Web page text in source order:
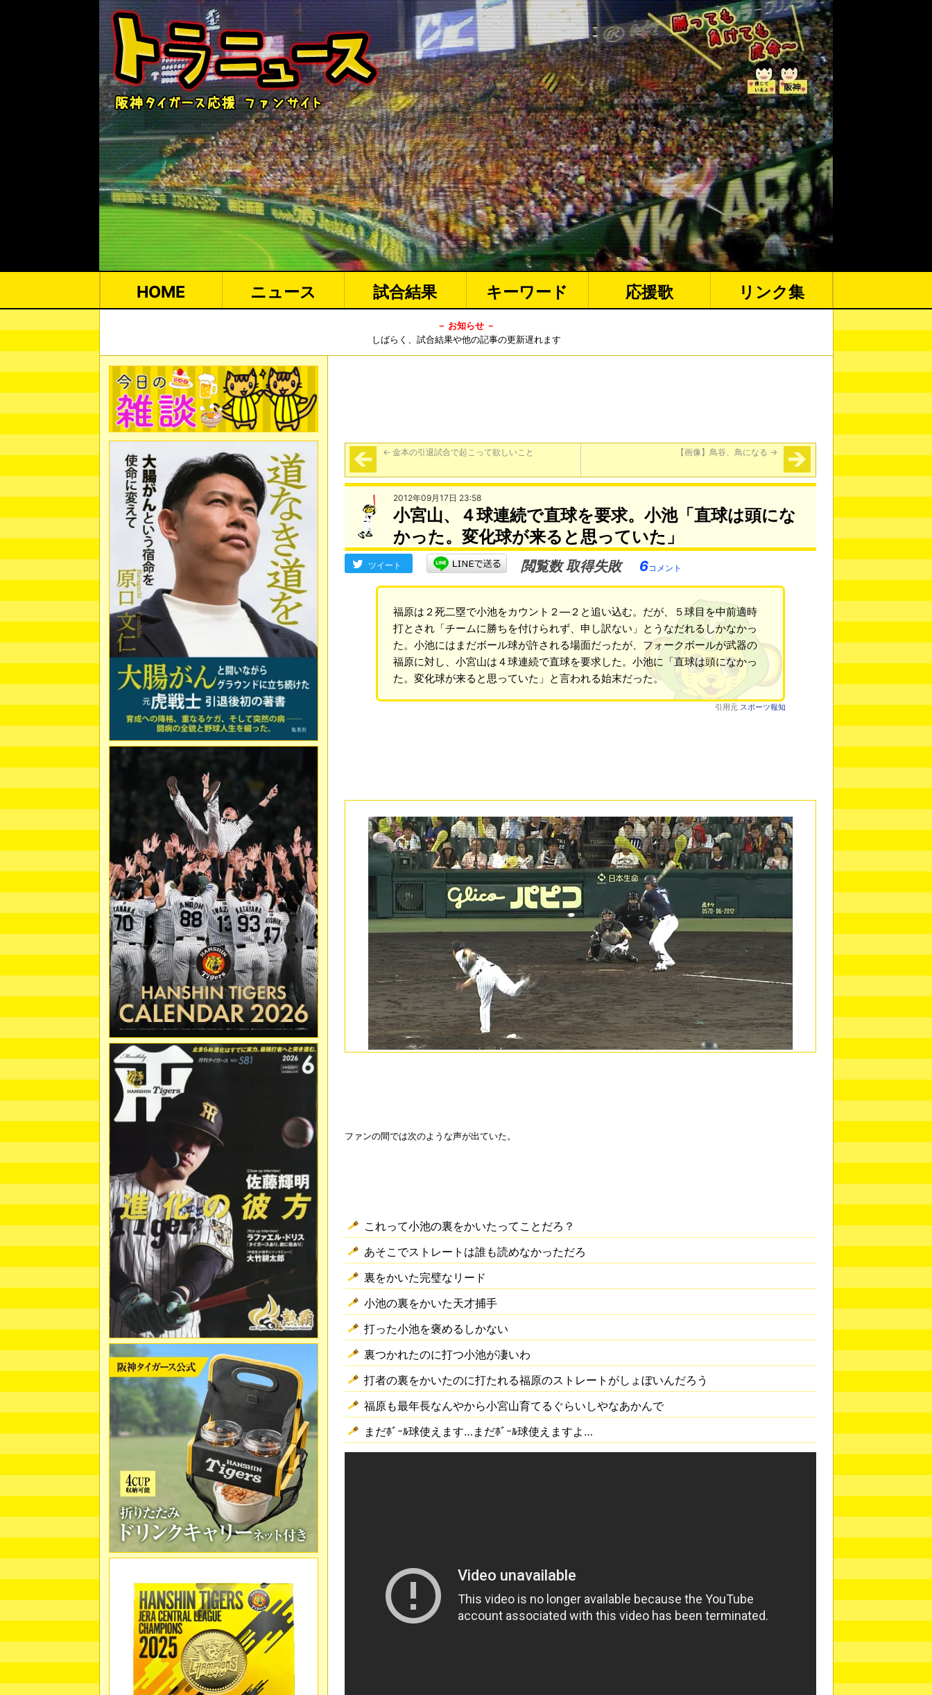
HOME ニュース 試合結果 キーワード 応援歌 リンク集
－ お知らせ －
しばらく、試合結果や他の記事の更新遅れます
← 金本の引退試合で起こって欲しいこと 【画像】鳥谷、鳥になる →
2012年09月17日 23:58
小宮山、４球連続で直球を要求。小池「直球は頭にな
かった。変化球が来ると思っていた」
ツイート 閲覧数 取得失敗 6コメント
福原は２死二塁で小池をカウント２―２と追い込む。だが、５球目を中前適時
打とされ「チームに勝ちを付けられず、申し訳ない」とうなだれるしかなかっ
た。小池にはまだボール球が許される場面だったが、フォークボールが武器の
福原に対し、小宮山は４球連続で直球を要求した。小池に「直球は頭になかっ
た。変化球が来ると思っていた」と言われる始末だった。
引用元 スポーツ報知
ファンの間では次のような声が出ていた。
これって小池の裏をかいたってことだろ？
あそこでストレートは誰も読めなかっただろ
裏をかいた完璧なリード
小池の裏をかいた天才捕手
打った小池を褒めるしかない
裏つかれたのに打つ小池が凄いわ
打者の裏をかいたのに打たれる福原のストレートがしょぼいんだろう
福原も最年長なんやから小宮山育てるぐらいしやなあかんで
まだﾎﾞｰﾙ球使えます…まだﾎﾞｰﾙ球使えますよ…